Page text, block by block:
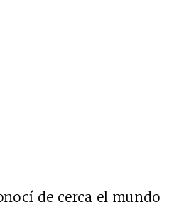
de cerca el mundo